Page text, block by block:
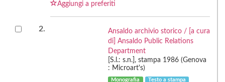
Aggiungi a preferiti
2.
Ansaldo archivio storico / [a cura
di] Ansaldo Public Relations
Department
[S.l.: s.n.], stampa 1986 (Genova
: Microart's)
Monografia Testo a stampa